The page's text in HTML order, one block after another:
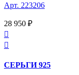
Арт. 223206
28 950 ₽


СЕРЬГИ 925